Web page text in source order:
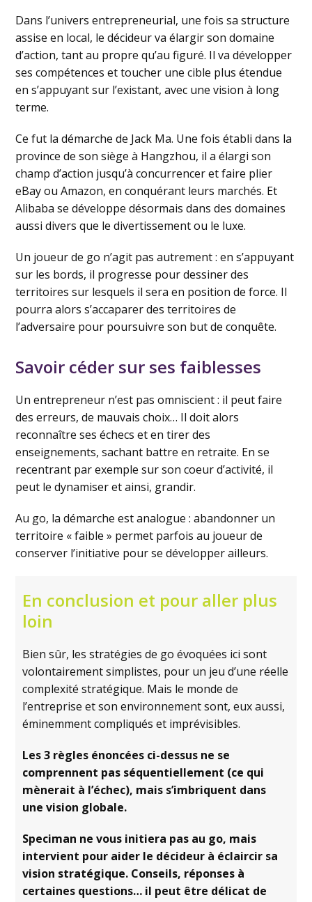
Dans l’univers entrepreneurial, une fois sa structure
assise en local, le décideur va élargir son domaine
d’action, tant au propre qu’au figuré. Il va développer
ses compétences et toucher une cible plus étendue
en s’appuyant sur l’existant, avec une vision à long
terme.
Ce fut la démarche de Jack Ma. Une fois établi dans la
province de son siège à Hangzhou, il a élargi son
champ d’action jusqu’à concurrencer et faire plier
eBay ou Amazon, en conquérant leurs marchés. Et
Alibaba se développe désormais dans des domaines
aussi divers que le divertissement ou le luxe.
Un joueur de go n’agit pas autrement : en s’appuyant
sur les bords, il progresse pour dessiner des
territoires sur lesquels il sera en position de force. Il
pourra alors s’accaparer des territoires de
l’adversaire pour poursuivre son but de conquête.
Savoir céder sur ses faiblesses
Un entrepreneur n’est pas omniscient : il peut faire
des erreurs, de mauvais choix… Il doit alors
reconnaître ses échecs et en tirer des
enseignements, sachant battre en retraite. En se
recentrant par exemple sur son coeur d’activité, il
peut le dynamiser et ainsi, grandir.
Au go, la démarche est analogue : abandonner un
territoire « faible » permet parfois au joueur de
conserver l’initiative pour se développer ailleurs.
En conclusion et pour aller plus
loin
Bien sûr, les stratégies de go évoquées ici sont
volontairement simplistes, pour un jeu d’une réelle
complexité stratégique. Mais le monde de
l’entreprise et son environnement sont, eux aussi,
éminemment compliqués et imprévisibles.
Les 3 règles énoncées ci-dessus ne se
comprennent pas séquentiellement (ce qui
mènerait à l’échec), mais s’imbriquent dans
une vision globale.
Speciman ne vous initiera pas au go, mais
intervient pour aider le décideur à éclaircir sa
vision stratégique. Conseils, réponses à
certaines questions… il peut être délicat de